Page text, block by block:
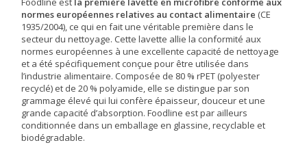
normes européennes relatives au contact alimentaire (CE
1935/2004), ce qui en fait une véritable première dans le
secteur du nettoyage. Cette lavette allie la conformité aux
normes européennes à une excellente capacité de nettoyage
et a été spécifiquement conçue pour être utilisée dans
l’industrie alimentaire. Composée de 80 % rPET (polyester
recyclé) et de 20 % polyamide, elle se distingue par son
grammage élevé qui lui confère épaisseur, douceur et une
grande capacité d’absorption. Foodline est par ailleurs
conditionnée dans un emballage en glassine, recyclable et
biodégradable.